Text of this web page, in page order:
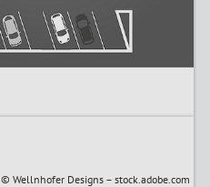
© Wellnhofer Designs – stock.adobe.com